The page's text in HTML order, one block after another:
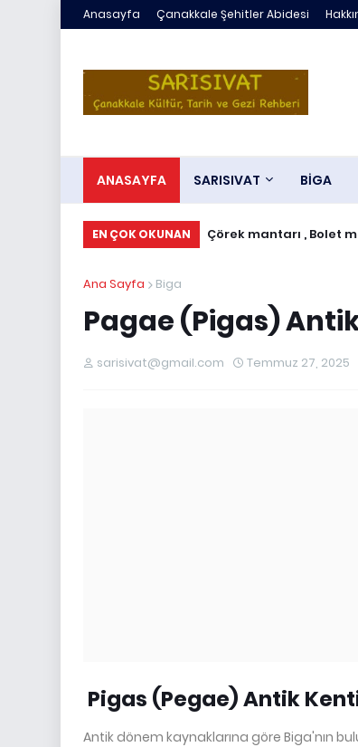
Anasayfa Çanakkale Şehitler Abidesi
ANASAYFA SARISIVAT BİGA
EN ÇOK OKUNAN Çörek mantarı , Bolet
Ana Sayfa Biga
Pagae (Pigas)
sarisivat@gmail.com Temmuz 27, 2025
Pigas (Pegae) Antik
Antik dönem kaynaklarına göre Biga'nın